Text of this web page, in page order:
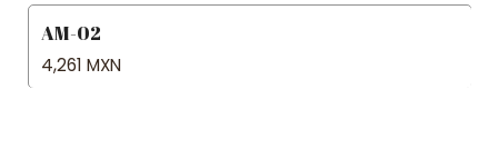
AM-02
4,261 MXN